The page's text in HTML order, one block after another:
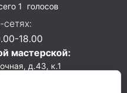
1 голосов
18.00
мастерской:
д.43, к.1